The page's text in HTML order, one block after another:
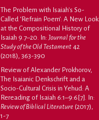
The Problem with Isaiah's So-
Called ‘Refrain Poem’: A New Look
at the Compositional History of
Isaiah 9.7–20 . In: Journal for the
Study of the Old Testament 42
(2018), 363-390
Review of Alexander Prokhorov,
The Isaianic Denkschrift and a
Socio-Cultural Crisis in Yehud: A
Rereading of Isaiah 6:1–9:6[7] . In:
Review of Biblical Literature (2017),
1-7